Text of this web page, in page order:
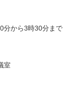
から3時30分まで
室